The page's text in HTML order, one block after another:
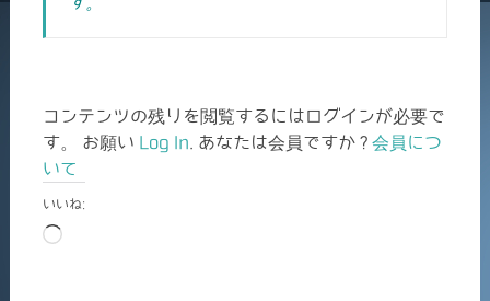
コンテンツの残りを閲覧するにはログインが必要で
す。 お願い Log In . あなたは会員ですか ? 会員につ
いて
いいね:
読